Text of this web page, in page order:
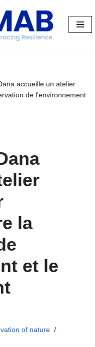
accueille un atelier
de l’environnement
la
et le
of nature